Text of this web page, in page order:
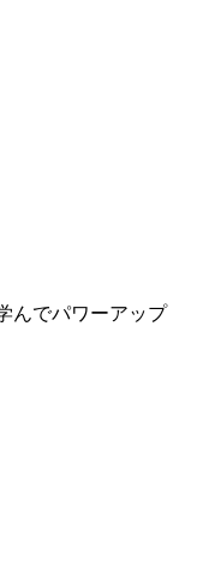
んでパワーアップ